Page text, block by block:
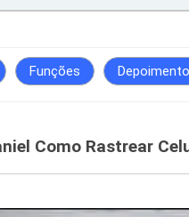
Funções
Como Rastrear